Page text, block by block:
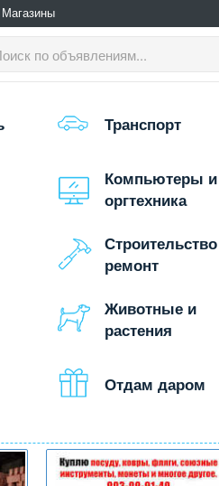
Магазины
Транспорт
Компьютеры и
оргтехника
ремонт
Животные и
растения
Отдам даром